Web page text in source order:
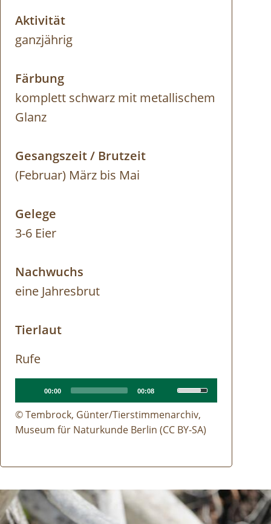
Aktivität
ganzjährig
Färbung
komplett schwarz mit metallischem
Glanz
Gesangszeit / Brutzeit
(Februar) März bis Mai
Gelege
3-6 Eier
Nachwuchs
eine Jahresbrut
Tierlaut
Rufe
Audio
file
Audio
Player
Current
00:00
Total
00:08
Use
Up/Down
Arrow
to
or
© Tembrock, Günter/Tierstimmenarchiv,
Museum für Naturkunde Berlin (CC BY-SA)